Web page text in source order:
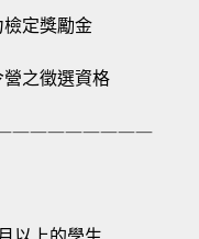
定獎勵金
之徵選資格